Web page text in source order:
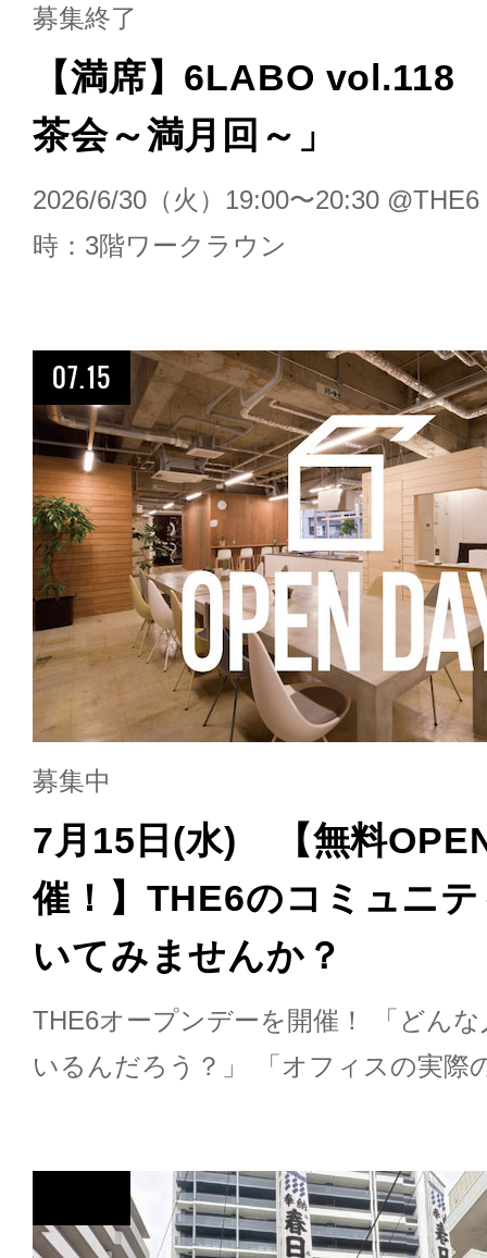
募集終了
【満席】6LABO vol.118
茶会～満月回～」
2026/6/30（火）19:00〜20:30
時：3階ワークラウン
07.15
募集中
7月15日(水) 【無料
催！】THE6のコミュニ
いてみませんか？
THE6オープンデーを開催！ 「どん
いるんだろう？」 「オフィスの実際